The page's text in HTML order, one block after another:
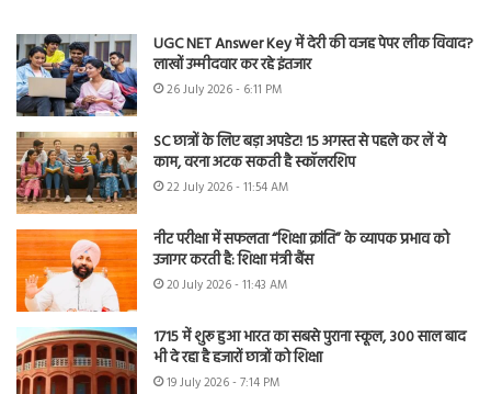
UGC NET Answer Key में देरी की वजह पेपर लीक विवाद?
लाखों उम्मीदवार कर रहे इंतजार
26 July 2026 - 6:11 PM
SC छात्रों के लिए बड़ा अपडेट! 15 अगस्त से पहले कर लें ये
काम, वरना अटक सकती है स्कॉलरशिप
22 July 2026 - 11:54 AM
नीट परीक्षा में सफलता “शिक्षा क्रांति” के व्यापक प्रभाव को
उजागर करती है: शिक्षा मंत्री बैंस
20 July 2026 - 11:43 AM
1715 में शुरू हुआ भारत का सबसे पुराना स्कूल, 300 साल बाद
भी दे रहा है हजारों छात्रों को शिक्षा
19 July 2026 - 7:14 PM